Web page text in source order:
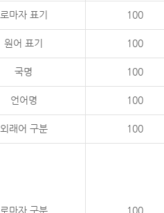
로마자 표기 100
원어 표기 100
국명 100
언어명 100
외래어 구분 100
로마자 구분 100